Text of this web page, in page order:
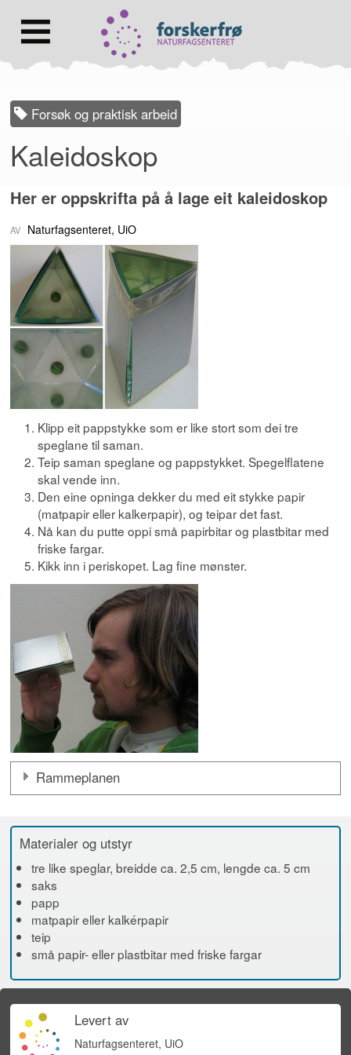
Hovedmeny
til
forsiden
Forsøk og praktisk arbeid
Kaleidoskop
Her er oppskrifta på å lage eit kaleidoskop
Naturfagsenteret, UiO
Klipp eit pappstykke som er like stort som dei tre
speglane til saman.
Teip saman speglane og pappstykket. Spegelflatene
skal vende inn.
Den eine opninga dekker du med eit stykke papir
(matpapir eller kalkerpapir), og teipar det fast.
Nå kan du putte oppi små papirbitar og plastbitar med
friske fargar.
Kikk inn i periskopet. Lag fine mønster.
Rammeplanen
Materialer og utstyr
tre like speglar, breidde ca. 2,5 cm, lengde ca. 5 cm
saks
papp
matpapir eller kalkérpapir
teip
små papir- eller plastbitar med friske fargar
Levert av
Naturfagsenteret, UiO